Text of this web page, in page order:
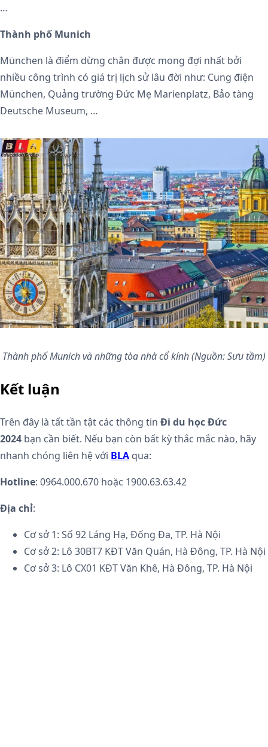
…
Thành phố Munich
München là điểm dừng chân được mong đợi nhất bởi
nhiều công trình có giá trị lịch sử lâu đời như: Cung điện
München, Quảng trường Đức Mẹ Marienplatz, Bảo tàng
Deutsche Museum, …
Thành phố Munich và những tòa nhà cổ kính (Nguồn: Sưu tầm)
Kết luận
Trên đây là tất tần tật các thông tin Đi du học Đức
2024 bạn cần biết. Nếu bạn còn bất kỳ thắc mắc nào, hãy
nhanh chóng liên hệ với BLA qua:
Hotline: 0964.000.670 hoặc 1900.63.63.42
Địa chỉ:
Cơ sở 1: Số 92 Láng Hạ, Đống Đa, TP. Hà Nội
Cơ sở 2: Lô 30BT7 KĐT Văn Quán, Hà Đông, TP. Hà Nội
Cơ sở 3: Lô CX01 KĐT Văn Khê, Hà Đông, TP. Hà Nội